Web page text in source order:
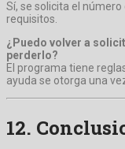
Sí, se solicita el
requisitos.
¿Puedo volver a
perderlo?
El programa tiene
ayuda se otorga una
12.